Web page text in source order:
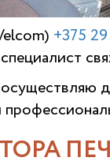
+375